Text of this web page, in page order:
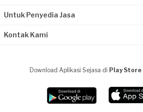
Untuk Penyedia Jasa
Kontak Kami
Download Aplikasi Sejasa di Play Store